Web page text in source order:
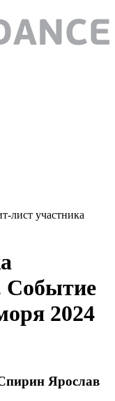
лист участника
Событие
2024
Ярослав